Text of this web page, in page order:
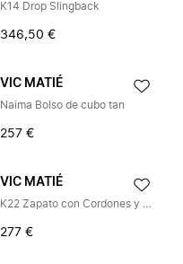
K14 Drop Slingback
346,50 €
VIC MATIÉ
Naima Bolso de cubo tan
257 €
VIC MATIÉ
K22 Zapato con Cordones y Anilla
277 €